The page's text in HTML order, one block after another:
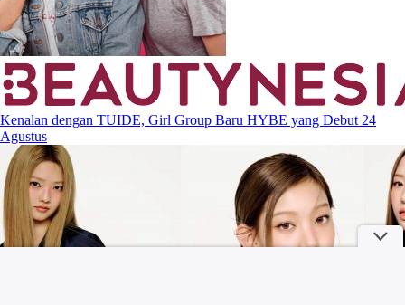
Kenalan dengan TUIDE, Girl Group Baru HYBE yang Debut 24
Agustus